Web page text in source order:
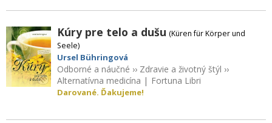
Kúry pre telo a dušu (Küren für Körper und
Seele)
Ursel Bühringová
Odborné a náučné ›› Zdravie a životný štýl ››
Alternatívna medicína | Fortuna Libri
Darované. Ďakujeme!